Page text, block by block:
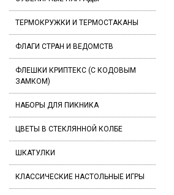
ТЕРМОКРУЖКИ И ТЕРМОСТАКАНЫ
ФЛАГИ СТРАН И ВЕДОМСТВ
ФЛЕШКИ КРИПТЕКС (С КОДОВЫМ
ЗАМКОМ)
НАБОРЫ ДЛЯ ПИКНИКА
ЦВЕТЫ В СТЕКЛЯННОЙ КОЛБЕ
ШКАТУЛКИ
КЛАССИЧЕСКИЕ НАСТОЛЬНЫЕ ИГРЫ